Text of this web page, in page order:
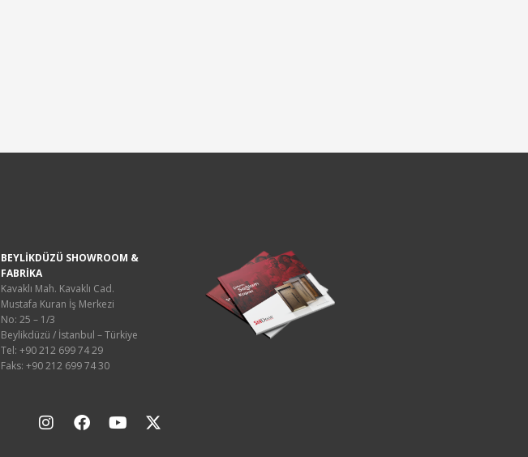
BEYLİKDÜZÜ SHOWROOM &
FABRİKA
Kavaklı Mah. Kavaklı Cad.
Mustafa Kuran İş Merkezi
No: 25 – 1/3
Beylikdüzü / İstanbul – Türkiye
Tel: +90 212 699 74 29
Faks: +90 212 699 74 30